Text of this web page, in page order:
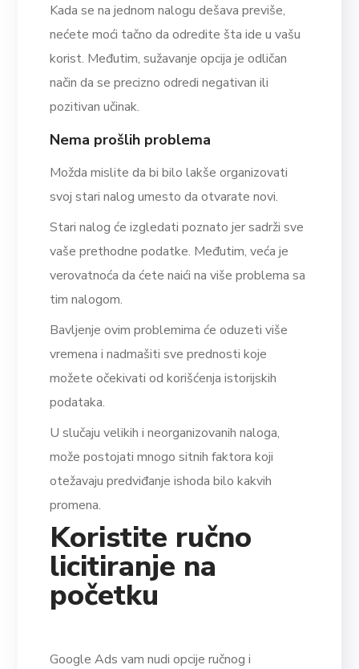
Kada se na jednom nalogu dešava previše,
nećete moći tačno da odredite šta ide u vašu
korist. Međutim, sužavanje opcija je odličan
način da se precizno odredi negativan ili
pozitivan učinak.
Nema prošlih problema
Možda mislite da bi bilo lakše organizovati
svoj stari nalog umesto da otvarate novi.
Stari nalog će izgledati poznato jer sadrži sve
vaše prethodne podatke. Međutim, veća je
verovatnoća da ćete naići na više problema sa
tim nalogom.
Bavljenje ovim problemima će oduzeti više
vremena i nadmašiti sve prednosti koje
možete očekivati od korišćenja istorijskih
podataka.
U slučaju velikih i neorganizovanih naloga,
može postojati mnogo sitnih faktora koji
otežavaju predviđanje ishoda bilo kakvih
promena.
Koristite ručno
licitiranje na
početku
Google Ads vam nudi opcije ručnog i